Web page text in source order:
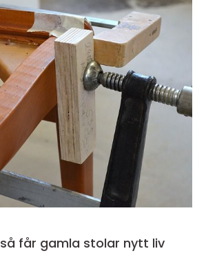
Renovera stol så får gamla stolar nytt liv